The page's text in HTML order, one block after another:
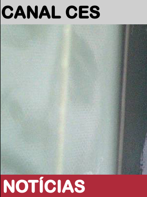
CANAL CES
NOTÍCIAS